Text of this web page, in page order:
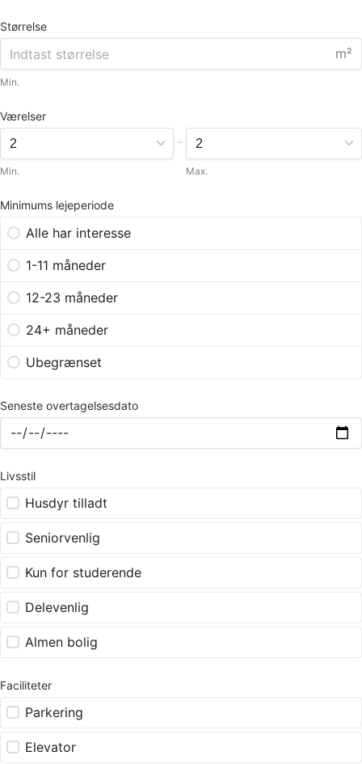
Størrelse
m²
Min.
Værelser
Min.
-
Max.
Minimums lejeperiode
Alle har interesse
1-11 måneder
12-23 måneder
24+ måneder
Ubegrænset
Seneste overtagelsesdato
Livsstil
Husdyr tilladt
Seniorvenlig
Kun for studerende
Delevenlig
Almen bolig
Faciliteter
Parkering
Elevator